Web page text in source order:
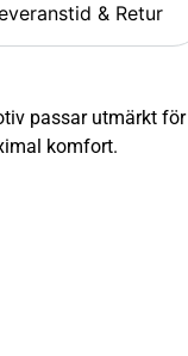
& Retur
passar utmärkt
komfort.